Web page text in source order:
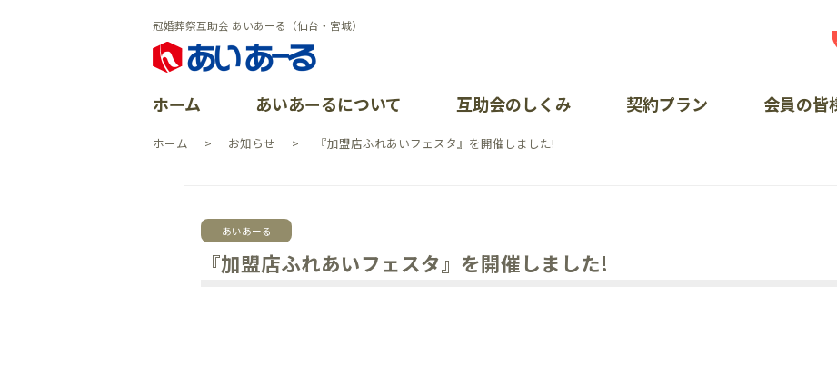
冠婚葬祭互助会 あいあーる（仙台・宮城）
ホーム あいあーるについて
資料請求
互助会のしくみ 契約プラン 会員の皆
加盟店案内
CSR活動
ホーム お知らせ 『加盟店ふれあいフェスタ』を開催しました!
あいあーる
『加盟店ふれあいフェスタ』を開催しました!